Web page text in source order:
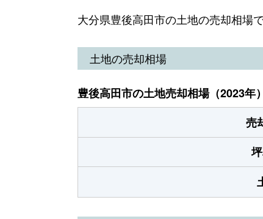
大分県豊後高田市の土地の売却相場
土地の売却相場
豊後高田市の土地売却相場（2023年）
売